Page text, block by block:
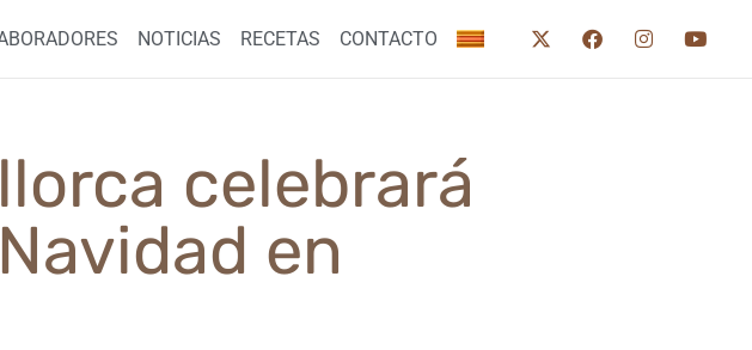
NOTICIAS RECETAS CONTACTO
celebrará
en